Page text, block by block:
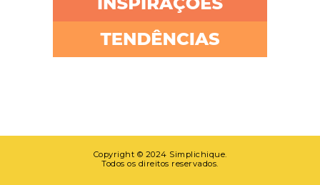
Copyright © 2024 Simplichique.
Todos os direitos reservados.